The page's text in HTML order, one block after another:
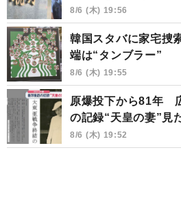
8/6 (木) 19:56
韓国スタバに家宅捜
端は“タンブラー”
8/6 (木) 19:55
原爆投下から81年
の記録“天皇の妻”見
8/6 (木) 19:52